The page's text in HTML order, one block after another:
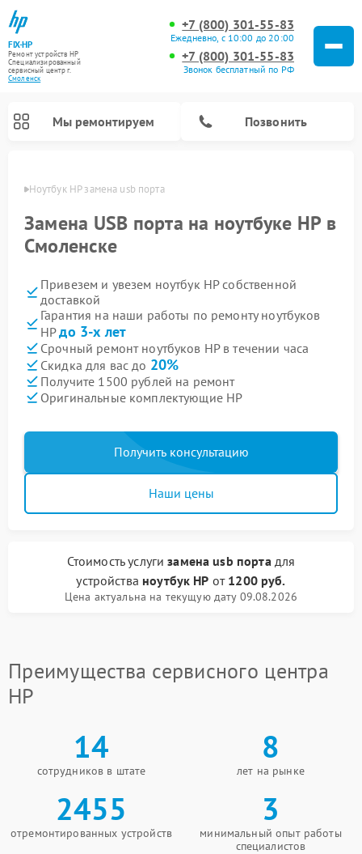
FIX-HP
Ремонт устройств HP
Специализированный
cервисный центр г.
Смоленск
+7 (800) 301-55-83
Ежедневно, с 10:00 до 20:00
+7 (800) 301-55-83
Звонок бесплатный по РФ
Мы ремонтируем Позвонить
Ноутбук HP замена usb порта
Замена USB порта на ноутбуке HP в
Смоленске
Привезем и увезем ноутбук HP собственной
доставкой
Гарантия на наши работы по ремонту ноутбуков
HPдо 3-х лет
Срочный ремонт ноутбуков HP в течении часа
Скидка для вас до 20%
Получите 1500 рублей на ремонт
Оригинальные комплектующие HP
Получить консультацию
Наши цены
Стоимость услугизамена usb портадля
устройства ноутбук HP от 1200 руб.
Цена актуальна на текущую дату 09.08.2026
Преимущества сервисного центра
HP
14
сотрудников в штате
8
лет на рынке
2455
отремонтированных устройств
3
минимальный опыт работы
специалистов